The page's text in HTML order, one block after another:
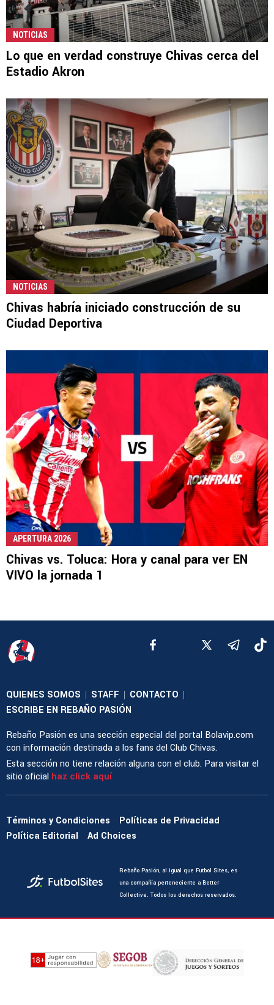
NOTICIAS
Lo que en verdad construye Chivas cerca del
Estadio Akron
NOTICIAS
Chivas habría iniciado construcción de su
Ciudad Deportiva
APERTURA 2026
Chivas vs. Toluca: Hora y canal para ver EN
VIVO la jornada 1
QUIENES SOMOS | STAFF | CONTACTO |
ESCRIBE EN REBAÑO PASIÓN
Rebaño Pasión es una sección especial del portal Bolavip.com
con información destinada a los fans del Club Chivas.
Esta sección no tiene relación alguna con el club. Para visitar el
sitio oficial haz click aquí
Términos y Condiciones
Políticas de Privacidad
Política Editorial
Ad Choices
Rebaño Pasión, al igual que Futbol Sites, es
una compañía perteneciente a Better
Collective. Todos los derechos reservados.